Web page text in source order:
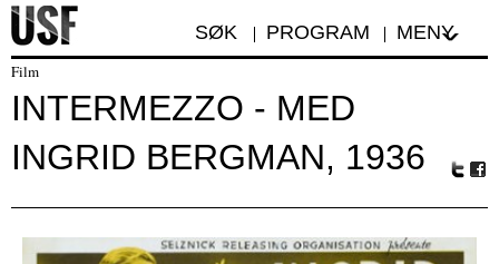
SØK PROGRAM MENY
Film
INTERMEZZO - MED
INGRID BERGMAN, 1936
r
oo